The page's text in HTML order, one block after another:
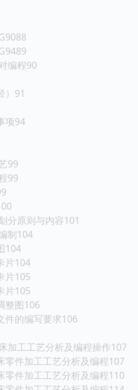
编程90
）91
项94
99
99
分原则与内容101
制104
104
片104
片105
片105
整图106
件的编写要求106
加工工艺分析及编程操作107
零件加工工艺分析及编程107
零件加工工艺分析及编程110